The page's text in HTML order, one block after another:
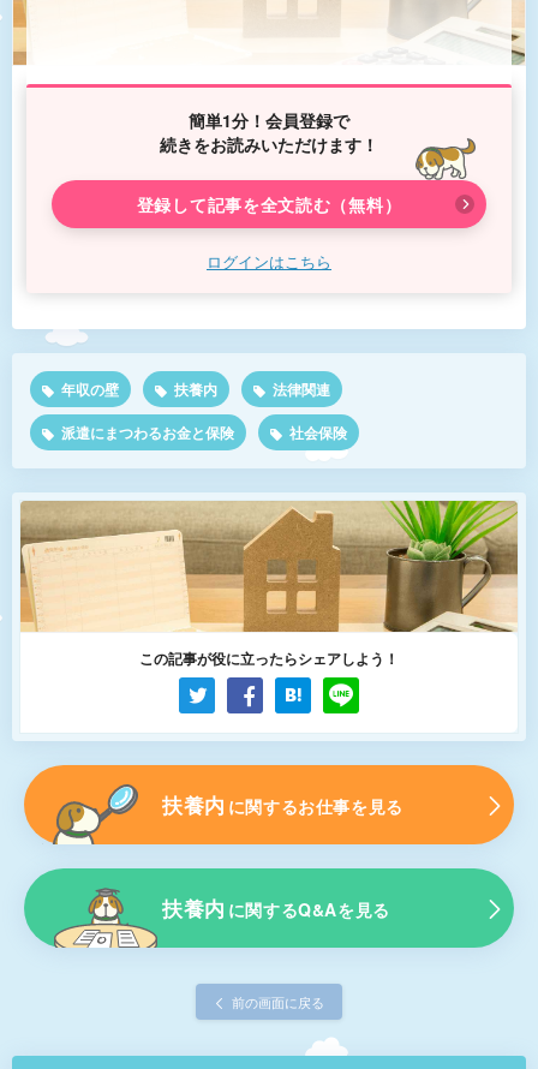
簡単1分！会員登録で
続きをお読みいただけます！
登録して記事を全文読む（無料）
ログインはこちら
年収の壁 扶養内
法律関連
派遣にまつわるお金と保険
社会保険
この記事が役に立ったらシェアしよう！
扶養内 に関するお仕事を見る
扶養内 に関するQ&Aを見る
前の画面に戻る